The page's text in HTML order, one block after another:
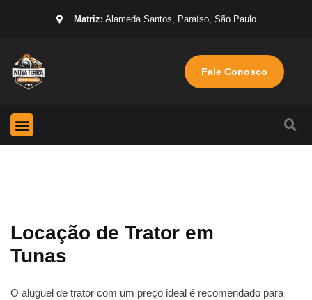
Matriz: Alameda Santos, Paraíso, São Paulo
Fale Conosco
Locação de Trator em
Tunas
O aluguel de trator com um preço ideal é recomendado para